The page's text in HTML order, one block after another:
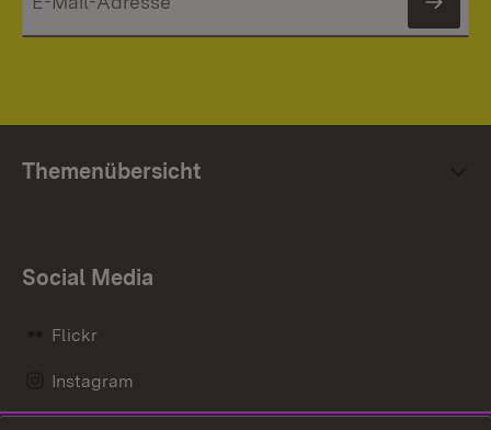
Themenübersicht
Social Media
Flickr
Instagram